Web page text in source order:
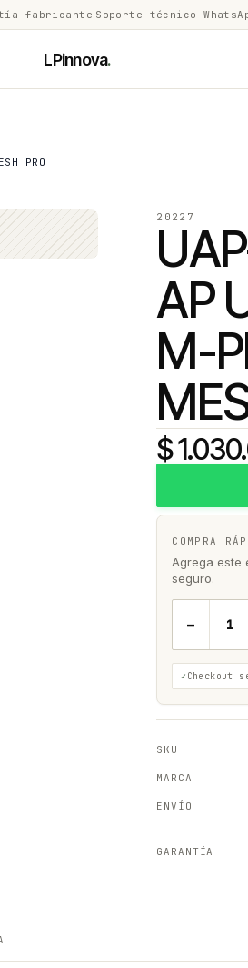
fabricante Soporte técnico
LPinnova.
PRO
20227
AP
M-
$
COMPRA
Agrega este
seguro.
−
Checkout
SKU
MARCA
ENVÍO
GARANTÍA